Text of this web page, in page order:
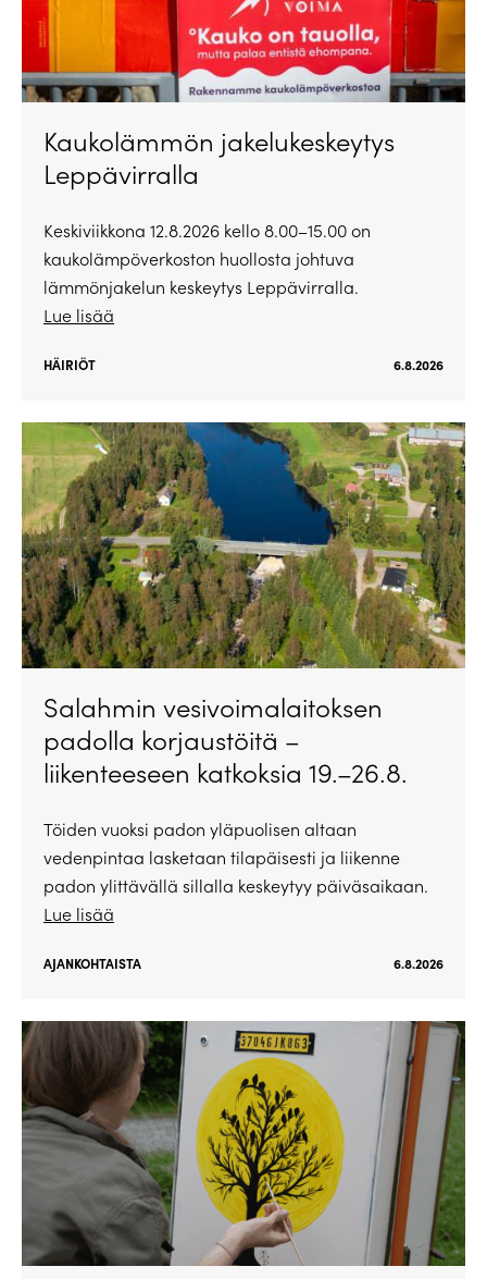
Kaukolämmön jakelukeskeytys
Leppävirralla
Keskiviikkona 12.8.2026 kello 8.00–15.00 on
kaukolämpöverkoston huollosta johtuva
lämmönjakelun keskeytys Leppävirralla.
Lue lisää
HÄIRIÖT 6.8.2026
Salahmin vesivoimalaitoksen
padolla korjaustöitä –
liikenteeseen katkoksia 19.–26.8.
Töiden vuoksi padon yläpuolisen altaan
vedenpintaa lasketaan tilapäisesti ja liikenne
padon ylittävällä sillalla keskeytyy päiväsaikaan.
Lue lisää
AJANKOHTAISTA 6.8.2026